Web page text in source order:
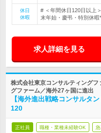
休日
休暇
# ＜年間休日120日以上
末年始・慶弔・特別休暇
求人詳細を見る
株式会社東京コンサルティング
グファーム／海外27ヶ国に進出
【海外進出戦略コンサルタ
120
正社員 職種・業種未経験OK